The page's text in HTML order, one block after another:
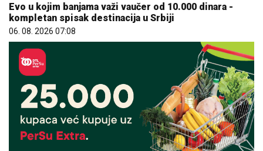
Evo u kojim banjama važi vaučer od 10.000 dinara -
kompletan spisak destinacija u Srbiji
06. 08. 2026 07:08